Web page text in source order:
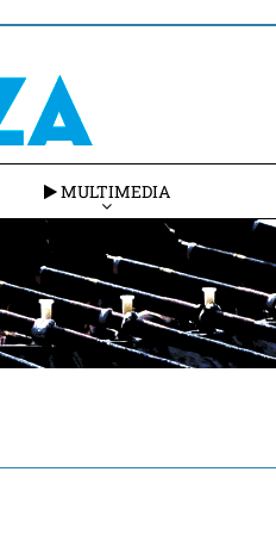
MULTIMEDIA